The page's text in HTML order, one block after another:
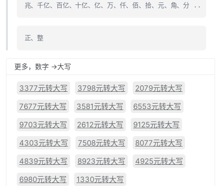
兆、千亿、百亿、十亿、亿、万、仟、佰、拾、元、角、分 ..
正、整
更多，数字 ->大写
3377元转大写 3798元转大写
2079元转大写
7677元转大写
3581元转大写
6553元转大写
9703元转大写
2612元转大写
9125元转大写
4303元转大写
7508元转大写
8077元转大写
4839元转大写
8923元转大写
4925元转大写
6980元转大写
1330元转大写